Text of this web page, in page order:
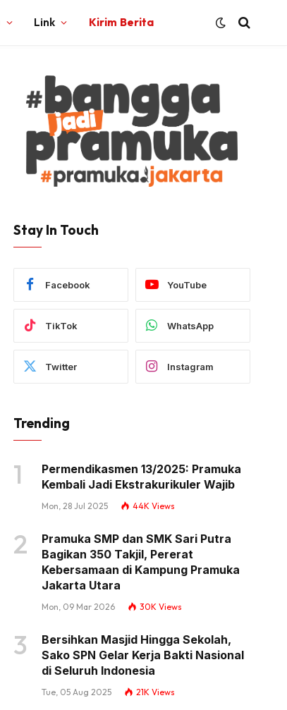
Link Kirim Berita
Stay In Touch
Facebook YouTube
TikTok WhatsApp
Twitter Instagram
Trending
Permendikasmen 13/2025: Pramuka
Kembali Jadi Ekstrakurikuler Wajib
Mon, 28 Jul 2025 44K Views
Pramuka SMP dan SMK Sari Putra
Bagikan 350 Takjil, Pererat
Kebersamaan di Kampung Pramuka
Jakarta Utara
Mon, 09 Mar 2026 30K Views
Bersihkan Masjid Hingga Sekolah,
Sako SPN Gelar Kerja Bakti Nasional
di Seluruh Indonesia
Tue, 05 Aug 2025 21K Views